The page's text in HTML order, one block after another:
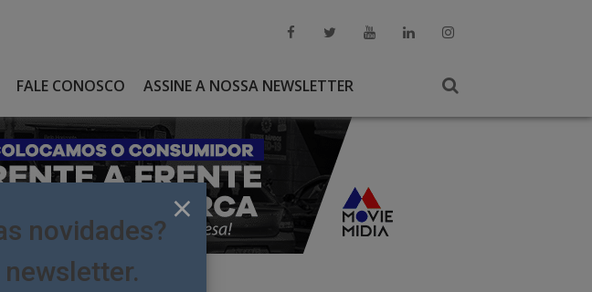
FALE CONOSCO ASSINE A NOSSA NEWSLETTER
×
novidades?